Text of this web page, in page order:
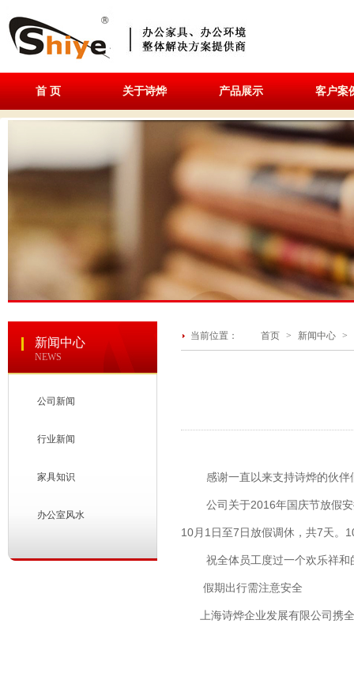
首 页 关于诗烨 产品展示 客户案
新闻中心
NEWS
公司新闻
行业新闻
家具知识
办公室风水
当前位置： 首页 > 新闻中心 >
感谢一直以来支持诗烨的伙伴
公司关于2016年国庆节放假安
10月1日至7日放假调休，共7天。
祝全体员工度过一个欢乐祥和
假期出行需注意安全
上海诗烨企业发展有限公司携全